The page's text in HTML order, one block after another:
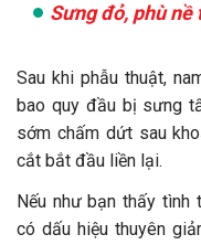
Sưng đỏ, phù
Sau khi phẫu thuật,
bao quy đầu bị sưng
sớm chấm dứt sau
cắt bắt đầu liền lại.
Nếu như bạn thấy
có dấu hiệu thuyên